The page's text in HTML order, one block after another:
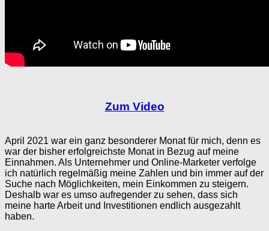
Zum Video
April 2021 war ein ganz besonderer Monat für mich, denn es
war der bisher erfolgreichste Monat in Bezug auf meine
Einnahmen. Als Unternehmer und Online-Marketer verfolge
ich natürlich regelmäßig meine Zahlen und bin immer auf der
Suche nach Möglichkeiten, mein Einkommen zu steigern.
Deshalb war es umso aufregender zu sehen, dass sich
meine harte Arbeit und Investitionen endlich ausgezahlt
haben.